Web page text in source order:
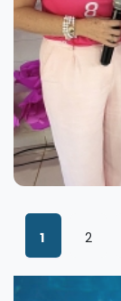
1 2